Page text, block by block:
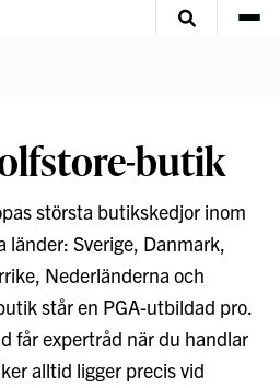
butik
största butikskedjor inom
länder: Sverige, Danmark,
Nederländerna och
står en PGA-utbildad pro.
får expertråd när du handlar
alltid ligger precis vid